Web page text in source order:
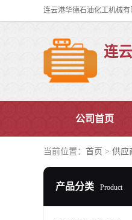
连
公司首页
当前位置： 首页 > 供应
产品分类 Product